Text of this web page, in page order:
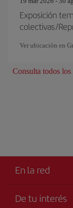
Exposición
colectivas/
Ver ubicación en
Consulta todos los
En la red
De tu interés